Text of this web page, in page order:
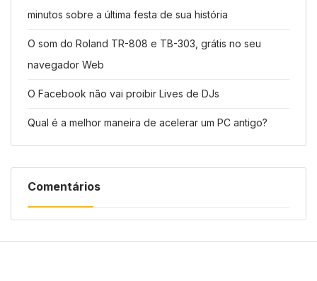
minutos sobre a última festa de sua história
O som do Roland TR-808 e TB-303, grátis no seu
navegador Web
O Facebook não vai proibir Lives de DJs
Qual é a melhor maneira de acelerar um PC antigo?
Comentários